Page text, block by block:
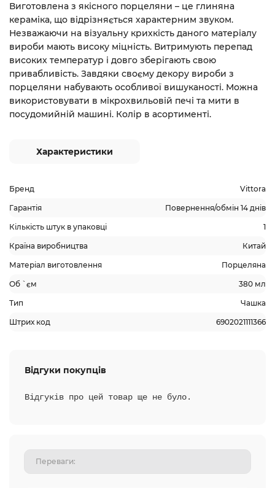
Виготовлена з якісного порцеляни – це глиняна
кераміка, що відрізняється характерним звуком.
Незважаючи на візуальну крихкість даного матеріалу
вироби мають високу міцність. Витримують перепад
високих температур і довго зберігають свою
привабливість. Завдяки своєму декору вироби з
порцеляни набувають особливої вишуканості. Можна
використовувати в мікрохвильовій печі та мити в
посудомийній машині. Колір в асортименті.
Характеристики
Бренд Vittora
Гарантія Повернення/обмін 14 днів
Кількість штук в упаковці 1
Країна виробництва Китай
Матеріал виготовлення Порцеляна
Об `єм 380 мл
Тип Чашка
Штрих код 6902021111366
Відгуки покупців
Відгуків про цей товар ще не було.